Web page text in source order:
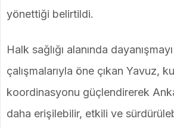
yönettiği belirtildi.
Halk sağlığı alanında
çalışmalarıyla öne çıkan Yavuz,
koordinasyonu güçlendirerek
daha erişilebilir, etkili ve